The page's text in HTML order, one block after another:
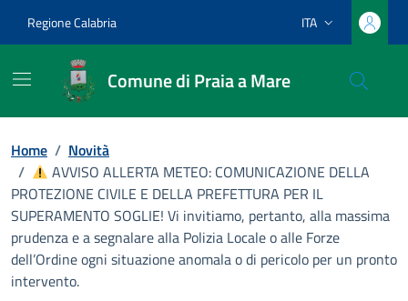
Regione Calabria Lingua attiva:
ITA
Comune di Praia a Mare
Home / Novità
/
AVVISO ALLERTA METEO: COMUNICAZIONE DELLA
PROTEZIONE CIVILE E DELLA PREFETTURA PER IL
SUPERAMENTO SOGLIE! Vi invitiamo, pertanto, alla massima
prudenza e a segnalare alla Polizia Locale o alle Forze
dell’Ordine ogni situazione anomala o di pericolo per un pronto
intervento.